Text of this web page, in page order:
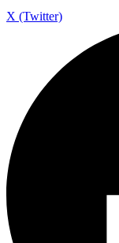
X (Twitter)